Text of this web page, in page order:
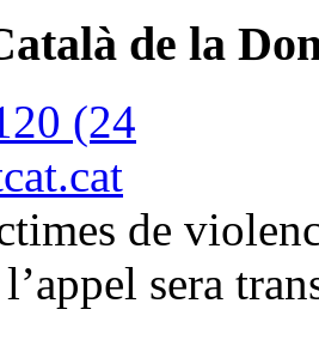
de la
(24
de
sera